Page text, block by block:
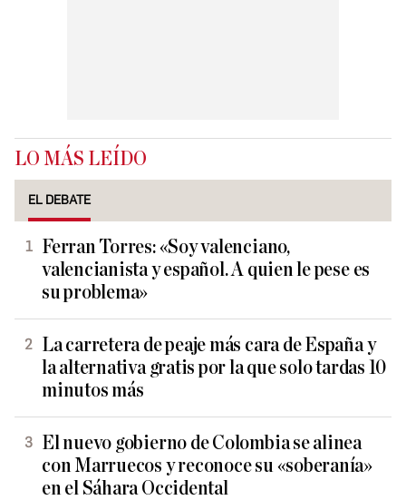
LO MÁS LEÍDO
EL DEBATE
Ferran Torres: «Soy valenciano,
valencianista y español. A quien le pese es
su problema»
La carretera de peaje más cara de España y
la alternativa gratis por la que solo tardas 10
minutos más
El nuevo gobierno de Colombia se alinea
con Marruecos y reconoce su «soberanía»
en el Sáhara Occidental